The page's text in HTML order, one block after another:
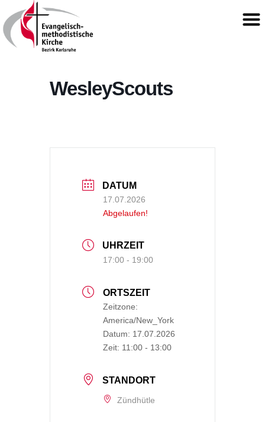
WesleyScouts
DATUM
17.07.2026
Abgelaufen!
UHRZEIT
17:00 - 19:00
ORTSZEIT
Zeitzone:
America/New_York
Datum: 17.07.2026
Zeit: 11:00 - 13:00
STANDORT
Zündhütle